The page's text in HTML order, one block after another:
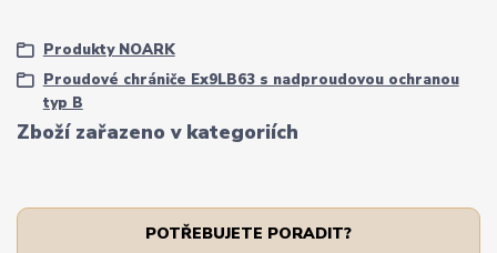
Zboží zařazeno v kategoriích
Produkty NOARK
Proudové chrániče Ex9LB63 s nadproudovou ochranou
typ B
POTŘEBUJETE PORADIT?